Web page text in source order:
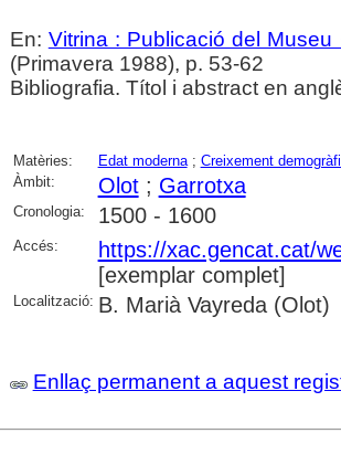
En: Vitrina : Publicació del
(Primavera 1988), p. 53-62
Bibliografia. Títol i abstract en
Matèries: Edat moderna; Creixement
Àmbit:
Olot; Garrotxa
Cronologia: 1500 - 1600
Accés:
https://xac.gencat.cat/
[exemplar complet]
Localització: B. Marià Vayreda (Olot)
Enllaç permanent a aquest